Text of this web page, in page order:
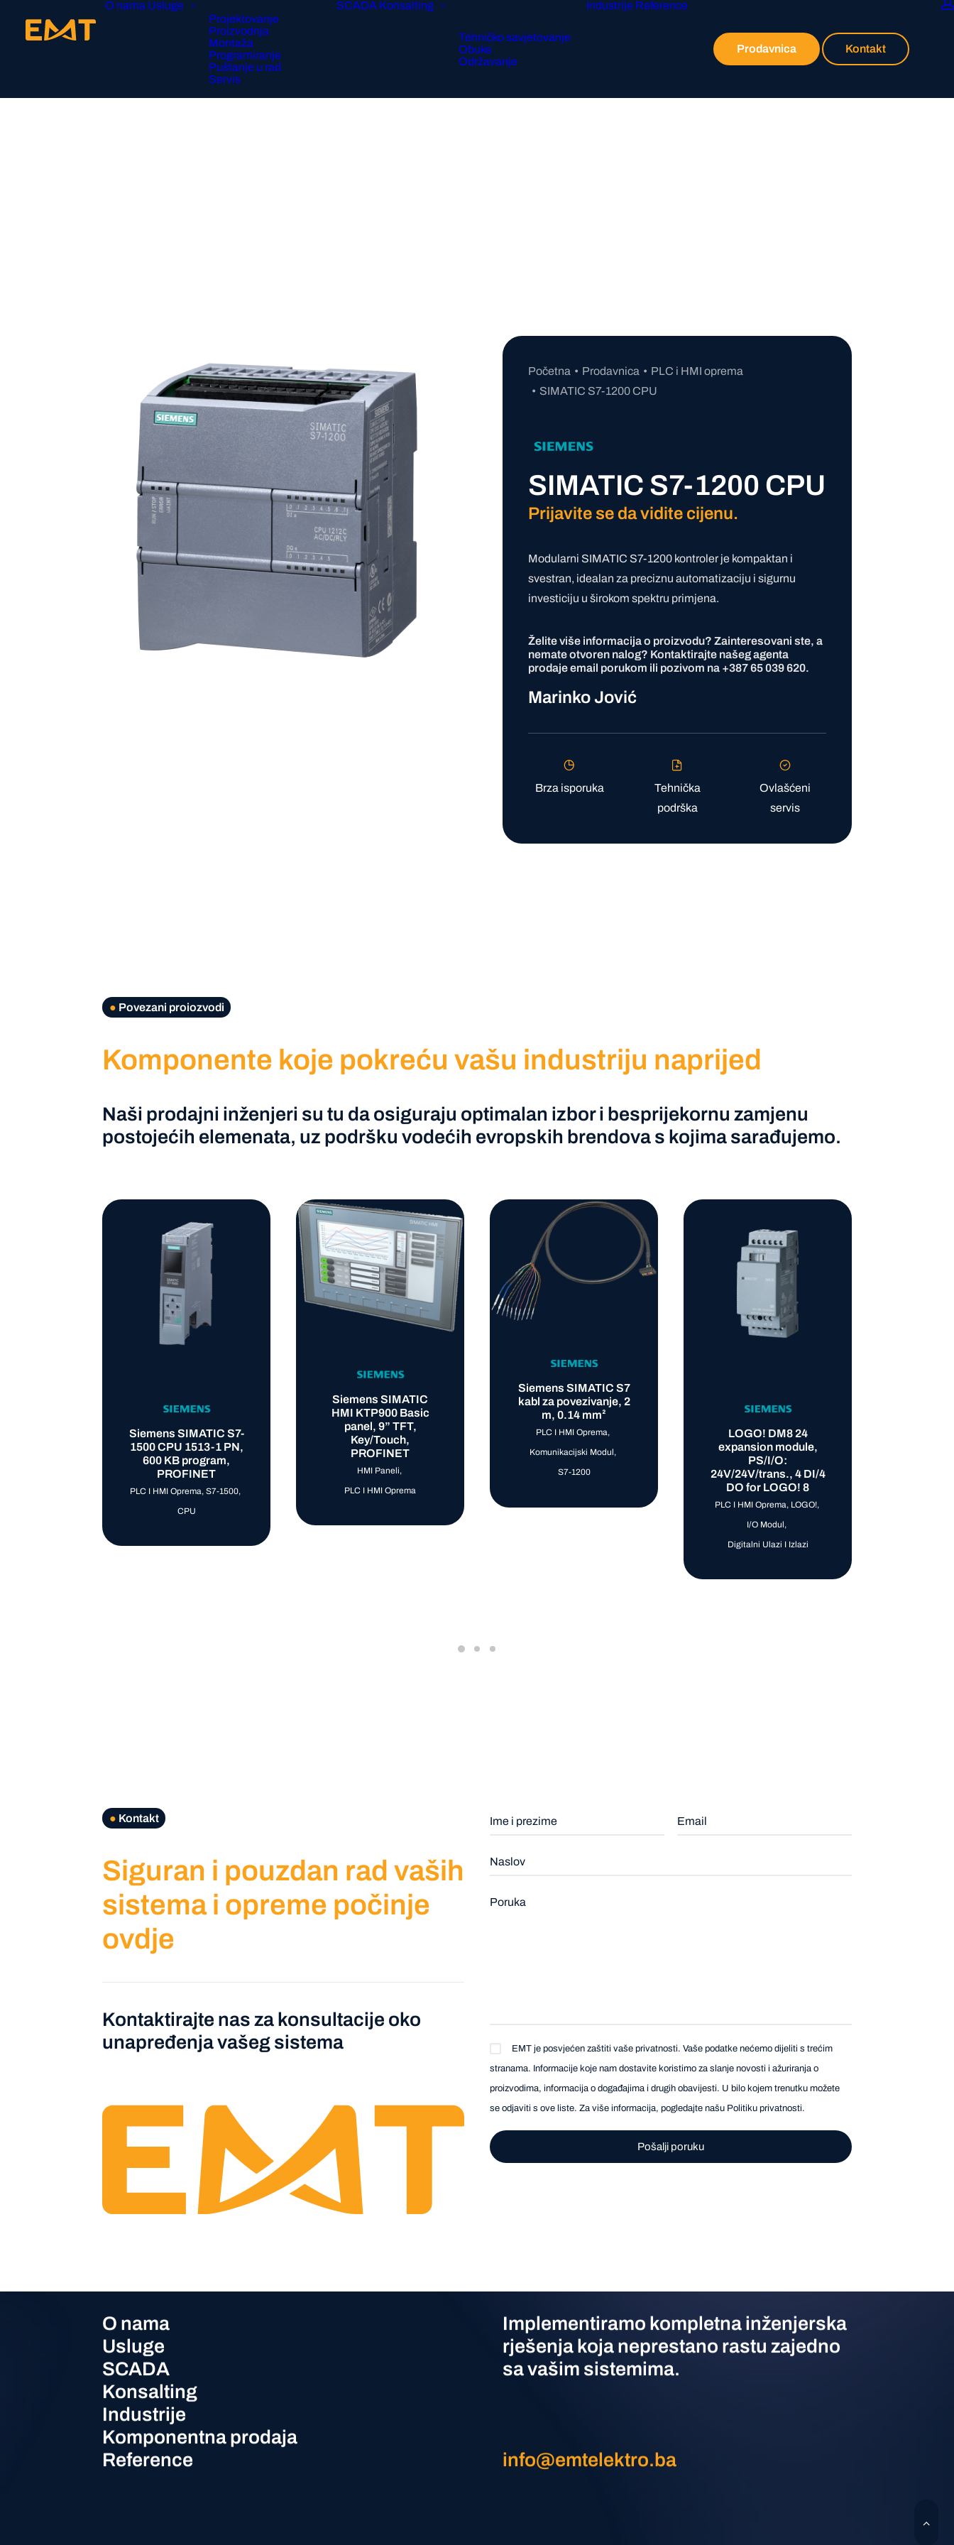
O nama Usluge
Projektovanje
Proizvodnja
Montaža
Programiranje
Puštanje u rad
Servis
SCADA Konsalting
Tehničko savjetovanje
Obuke
Održavanje
Industrije Reference
Prodavnica Kontakt
Početna Prodavnica
PLC i HMI oprema
SIMATIC S7-1200 CPU
SIMATIC S7-1200 CPU
Prijavite se da vidite cijenu.
Modularni SIMATIC S7-1200 kontroler je kompaktan i
svestran, idealan za preciznu automatizaciju i sigurnu
investiciju u širokom spektru primjena.
Želite više informacija o proizvodu? Zainteresovani ste, a
nemate otvoren nalog? Kontaktirajte našeg agenta
prodajeemail porukom ili pozivom na +387 65 039 620.
Marinko Jović
Brza isporuka
Tehnička
podrška
Ovlašćeni
servis
● Povezani proiozvodi
Komponente koje pokreću vašu industriju naprijed
Naši prodajni inženjeri su tu da osiguraju optimalan izbor i besprijekornu zamjenu
postojećih elemenata, uz podršku vodećih evropskih brendova s kojima sarađujemo.
Siemens SIMATIC S7-
1500 CPU 1513-1 PN,
600 KB program,
PROFINET
PLC I HMI Oprema, S7-1500,
CPU
Siemens SIMATIC
HMI KTP900 Basic
panel, 9” TFT,
Key/Touch,
PROFINET
HMI Paneli,
PLC I HMI Oprema
Siemens SIMATIC S7
kabl za povezivanje, 2
m, 0.14 mm²
PLC I HMI Oprema,
Komunikacijski Modul,
S7-1200
LOGO! DM8 24
expansion module,
PS/I/O:
24V/24V/trans., 4 DI/4
DO for LOGO! 8
PLC I HMI Oprema, LOGO!,
I/O Modul,
Digitalni Ulazi I Izlazi
● Kontakt
Siguran i pouzdan rad vaših
sistema i opreme počinje
ovdje
Kontaktirajte nas za konsultacije oko
unapređenja vašeg sistema
EMT je posvjećen zaštiti vaše privatnosti. Vaše podatke nećemo dijeliti s trećim
stranama. Informacije koje nam dostavite koristimo za slanje novosti i ažuriranja o
proizvodima, informacija o događajima i drugih obavijesti. U bilo kojem trenutku možete
se odjaviti s ove liste. Za više informacija, pogledajte našu Politiku privatnosti.
O nama
Usluge
SCADA
Konsalting
Industrije
Komponentna prodaja
Reference
Implementiramo kompletna inženjerska
rješenja koja neprestano rastu zajedno
sa vašim sistemima.
info@emtelektro.ba